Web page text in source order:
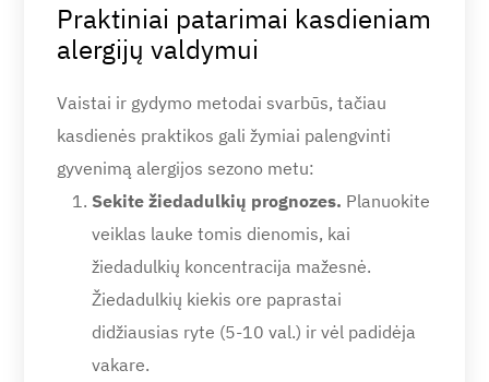
Praktiniai patarimai kasdieniam
alergijų valdymui
Vaistai ir gydymo metodai svarbūs, tačiau
kasdienės praktikos gali žymiai palengvinti
gyvenimą alergijos sezono metu:
Sekite žiedadulkių prognozes. Planuokite
veiklas lauke tomis dienomis, kai
žiedadulkių koncentracija mažesnė.
Žiedadulkių kiekis ore paprastai
didžiausias ryte (5-10 val.) ir vėl padidėja
vakare.